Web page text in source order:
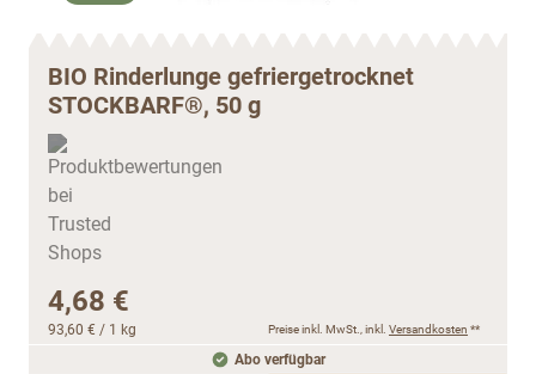
BIO Rinderlunge gefriergetrocknet
STOCKBARF®, 50 g
4,68 €
93,60 € / 1 kg Preise inkl. MwSt., inkl. Versandkosten **
Abo verfügbar